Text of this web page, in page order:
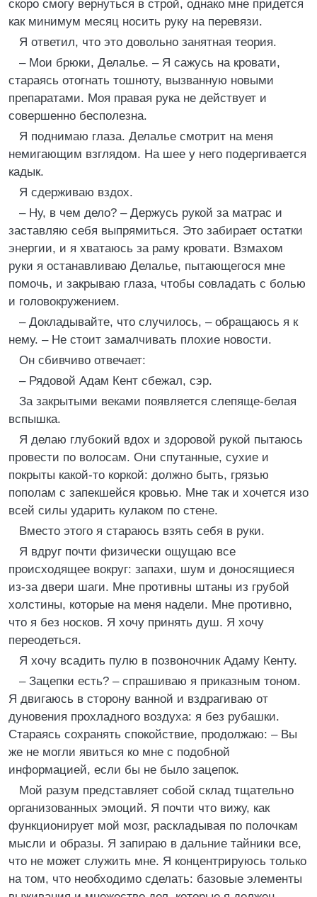
скоро смогу вернуться в строй, однако мне придется
как минимум месяц носить руку на перевязи.
Я ответил, что это довольно занятная теория.
– Мои брюки, Делалье. – Я сажусь на кровати,
стараясь отогнать тошноту, вызванную новыми
препаратами. Моя правая рука не действует и
совершенно бесполезна.
Я поднимаю глаза. Делалье смотрит на меня
немигающим взглядом. На шее у него подергивается
кадык.
Я сдерживаю вздох.
– Ну, в чем дело? – Держусь рукой за матрас и
заставляю себя выпрямиться. Это забирает остатки
энергии, и я хватаюсь за раму кровати. Взмахом
руки я останавливаю Делалье, пытающегося мне
помочь, и закрываю глаза, чтобы совладать с болью
и головокружением.
– Докладывайте, что случилось, – обращаюсь я к
нему. – Не стоит замалчивать плохие новости.
Он сбивчиво отвечает:
– Рядовой Адам Кент сбежал, сэр.
За закрытыми веками появляется слепяще-белая
вспышка.
Я делаю глубокий вдох и здоровой рукой пытаюсь
провести по волосам. Они спутанные, сухие и
покрыты какой-то коркой: должно быть, грязью
пополам с запекшейся кровью. Мне так и хочется изо
всей силы ударить кулаком по стене.
Вместо этого я стараюсь взять себя в руки.
Я вдруг почти физически ощущаю все
происходящее вокруг: запахи, шум и доносящиеся
из-за двери шаги. Мне противны штаны из грубой
холстины, которые на меня надели. Мне противно,
что я без носков. Я хочу принять душ. Я хочу
переодеться.
Я хочу всадить пулю в позвоночник Адаму Кенту.
– Зацепки есть? – спрашиваю я приказным тоном.
Я двигаюсь в сторону ванной и вздрагиваю от
дуновения прохладного воздуха: я без рубашки.
Стараясь сохранять спокойствие, продолжаю: – Вы
же не могли явиться ко мне с подобной
информацией, если бы не было зацепок.
Мой разум представляет собой склад тщательно
организованных эмоций. Я почти что вижу, как
функционирует мой мозг, раскладывая по полочкам
мысли и образы. Я запираю в дальние тайники все,
что не может служить мне. Я концентрируюсь только
на том, что необходимо сделать: базовые элементы